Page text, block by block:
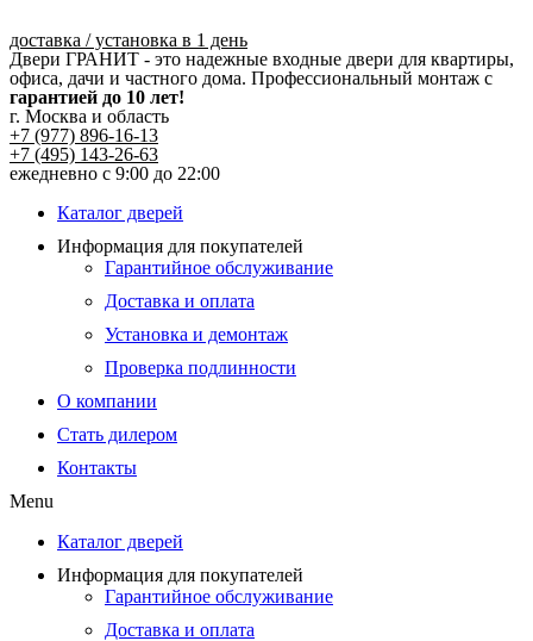
к
содержимому
доставка / установка в 1 день
Двери ГРАНИТ - это надежные входные двери для квартиры,
офиса, дачи и частного дома. Профессиональный монтаж с
гарантией до 10 лет!
г. Москва и область
+7 (977) 896-16-13
+7 (495) 143-26-63
ежедневно с 9:00 до 22:00
Каталог дверей
Информация для покупателей
Гарантийное обслуживание
Доставка и оплата
Установка и демонтаж
Проверка подлинности
О компании
Стать дилером
Контакты
Menu
Каталог дверей
Информация для покупателей
Гарантийное обслуживание
Доставка и оплата